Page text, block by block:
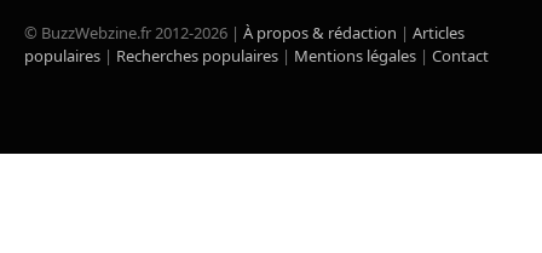
© BuzzWebzine.fr 2012-2026 | À propos & rédaction | Articles
populaires | Recherches populaires | Mentions légales | Contact